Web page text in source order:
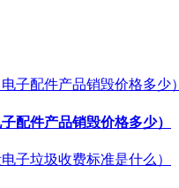
配件产品销毁价格多少）